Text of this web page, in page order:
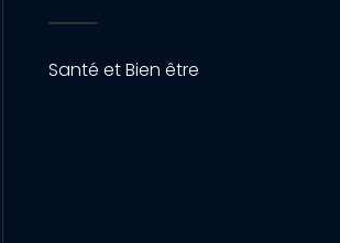
Santé et Bien être